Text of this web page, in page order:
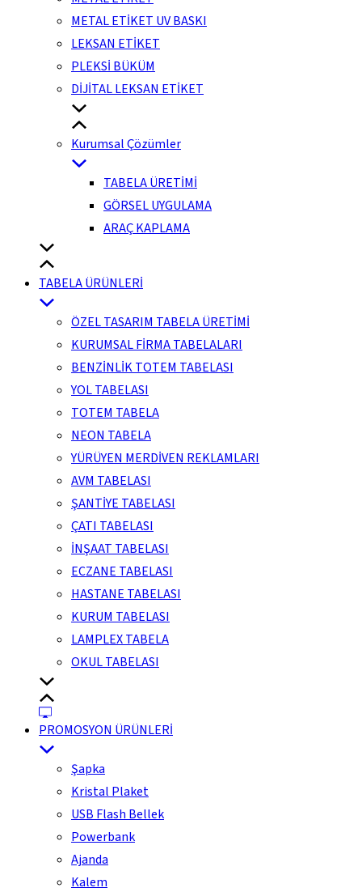
METAL ETİKET UV BASKI
LEKSAN ETİKET
PLEKSİ BÜKÜM
DİJİTAL LEKSAN ETİKET
Kurumsal Çözümler
TABELA ÜRETİMİ
GÖRSEL UYGULAMA
ARAÇ KAPLAMA
TABELA ÜRÜNLERİ
ÖZEL TASARIM TABELA ÜRETİMİ
KURUMSAL FİRMA TABELALARI
BENZİNLİK TOTEM TABELASI
YOL TABELASI
TOTEM TABELA
NEON TABELA
YÜRÜYEN MERDİVEN REKLAMLARI
AVM TABELASI
ŞANTİYE TABELASI
ÇATI TABELASI
İNŞAAT TABELASI
ECZANE TABELASI
HASTANE TABELASI
KURUM TABELASI
LAMPLEX TABELA
OKUL TABELASI
PROMOSYON ÜRÜNLERİ
Şapka
Kristal Plaket
USB Flash Bellek
Powerbank
Ajanda
Kalem